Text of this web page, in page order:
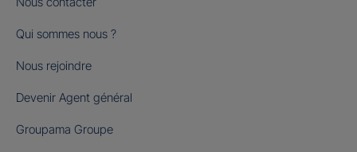
Qui sommes nous ?
Nous rejoindre
Devenir Agent général
Groupama Groupe